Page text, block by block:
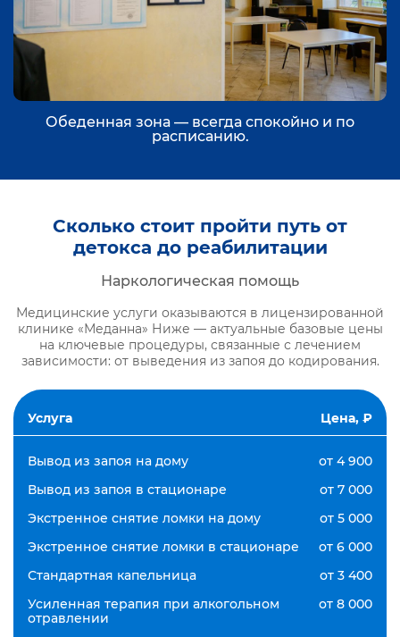
Обеденная зона — всегда спокойно и по
расписанию.
Сколько стоит пройти путь от
детокса до реабилитации
Наркологическая помощь
Медицинские услуги оказываются в лицензированной
клинике «Меданна» Ниже — актуальные базовые цены
на ключевые процедуры, связанные с лечением
зависимости: от выведения из запоя до кодирования.
Услуга Цена, ₽
Вывод из запоя на дому
от 4 900
Вывод из запоя в стационаре
от 7 000
Экстренное снятие ломки на дому
от 5 000
Экстренное снятие ломки в стационаре
от 6 000
Стандартная капельница
от 3 400
Усиленная терапия при алкогольном
отравлении
от 8 000